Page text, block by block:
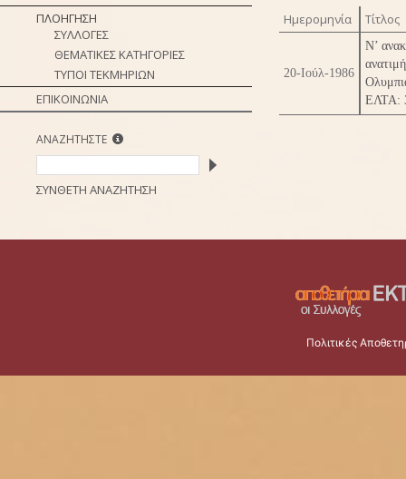
ΠΛΟΗΓΗΣΗ
ΣΥΛΛΟΓΕΣ
ΘΕΜΑΤΙΚΕΣ ΚΑΤΗΓΟΡΙΕΣ
ΤΥΠΟΙ ΤΕΚΜΗΡΙΩΝ
ΕΠΙΚΟΙΝΩΝΙΑ
ΑΝΑΖΗΤΗΣΤΕ
ΣΥΝΘΕΤΗ ΑΝΑΖΗΤΗΣΗ
Ημερομηνία Τίτλος
20-Ιούλ-1986
Ν’
ΕΛΤΑ: